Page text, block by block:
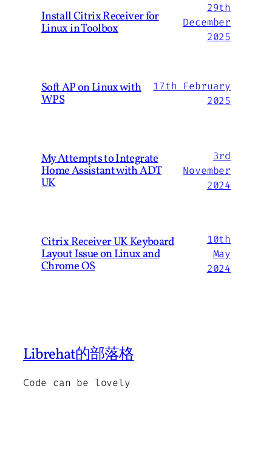
Install Citrix Receiver for
Linux in Toolbox
29th
December
2025
Soft AP on Linux with
WPS
17th February
2025
My Attempts to Integrate
Home Assistant with ADT
UK
3rd
November
2024
Citrix Receiver UK Keyboard
Layout Issue on Linux and
Chrome OS
10th
May
2024
Librehat的部落格
Code can be lovely